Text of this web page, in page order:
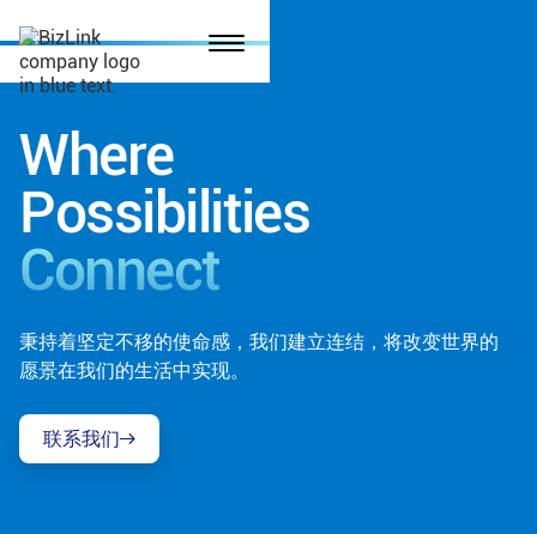
Where
Possibilities
Connect
秉持着坚定不移的使命感，我们建立连结，将改变世界的
愿景在我们的生活中实现。
联系我们